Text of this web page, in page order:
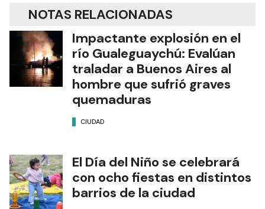
NOTAS RELACIONADAS
Impactante explosión en el
río Gualeguaychú: Evalúan
traladar a Buenos Aires al
hombre que sufrió graves
quemaduras
CIUDAD
El Día del Niño se celebrará
con ocho fiestas en distintos
barrios de la ciudad